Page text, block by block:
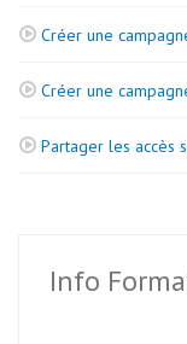
Créer une
Créer une
Partager les accès
Info